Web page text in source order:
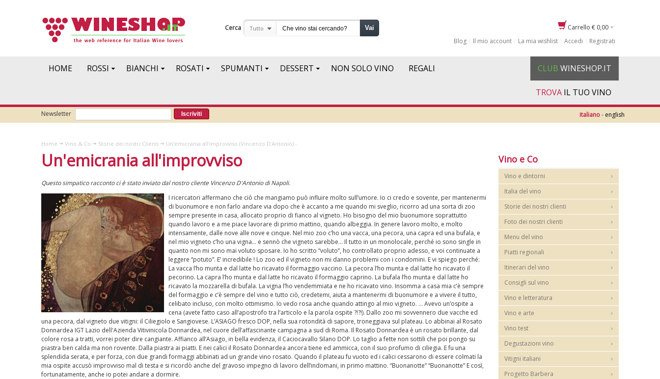
Cerca Tutto Vai Carrello € 0,00
Blog
Il mio account La mia wishlist Accedi Registrati
HOME ROSSI BIANCHI ROSATI SPUMANTI DESSERT NON SOLO VINO REGALI CLUB WINESHOP.IT
TROVA IL TUO VINO
Newsletter Iscriviti - english
italiano
Home Vino & Co Storie dei nostri Clienti Un'emicrania all'improvviso (Vincenzo D'Antonio) -
Un'emicrania all'improvviso
Questo simpatico racconto ci è stato inviato dal nostro cliente Vincenzo D'Antonio di Napoli.
I ricercatori affermano che ciò che mangiamo può influire molto sull’umore. Io ci credo e sovente, per mantenermi
di buonumore e non farlo andare via dopo che è accanto a me quando mi sveglio, ricorro ad una sorta di zoo
sempre presente in casa, allocato proprio di fianco al vigneto. Ho bisogno del mio buonumore soprattutto
quando lavoro e a me piace lavorare di primo mattino, quando albeggia. In genere lavoro molto, e molto
intensamente, dalle nove alle nove e cinque. Nel mio zoo c’ho una vacca, una pecora, una capra ed una bufala, e
nel mio vigneto c’ho una vigna... e sennò che vigneto sarebbe... Il tutto in un monolocale, perché io sono single in
quanto non mi sono mai voluto sposare. Io ho scritto “voluto”, ho controllato proprio adesso, e voi continuate a
leggere “potuto”. E’ incredibile ! Lo zoo ed il vigneto non mi danno problemi con i condomini. E vi spiego perché:
La vacca l’ho munta e dal latte ho ricavato il formaggio vaccino. La pecora l’ho munta e dal latte ho ricavato il
pecorino. La capra l’ho munta e dal latte ho ricavato il formaggio caprino. La bufala l’ho munta e dal latte ho
ricavato la mozzarella di bufala. La vigna l’ho vendemmiata e ne ho ricavato vino. Insomma a casa mia c’è sempre
del formaggio e c’è sempre del vino e tutto ciò, credetemi, aiuta a mantenermi di buonumore e a vivere il tutto,
celibato incluso, con molto ottimismo. Io vedo rosa anche quando attingo al mio vigneto. ... Avevo un’ospite a
cena (avete fatto caso all’apostrofo tra l’articolo e la parola ospite ?!?!). Dallo zoo mi sovvennero due vacche ed
una pecora, dal vigneto due vitigni: il Ciliegiolo e Sangiovese. L’ASIAGO fresco DOP, nella sua rotondità di sapore, troneggiava sul plateau. Lo abbinai al Rosato
Donnardea IGT Lazio dell'Azienda Vitivinicola Donnardea, nel cuore dell’affascinante campagna a sud di Roma. Il Rosato Donnardea è un rosato brillante, dal
colore rosa a tratti, vorrei poter dire cangiante. Affianco all’Asiago, in bella evidenza, il Caciocavallo Silano DOP. Lo taglio a fette non sottili che poi pongo su
piastra ben calda ma non rovente. Dalla piastra ai piatti. E nei calici il Rosato Donnardea ancora tiene ed ammicca, con il suo profumo di ciliegia. E fu una
splendida serata, e per forza, con due grandi formaggi abbinati ad un grande vino rosato. Quando il plateau fu vuoto ed i calici cessarono di essere colmati la
mia ospite accusò improvviso mal di testa e si ricordò anche del gravoso impegno di lavoro dell’indomani, in primo mattino. “Buonanotte” “Buonanotte” E così,
fortunatamente, anche io potei andare a dormire.
Vino e Co
Vino e dintorni
Italia del vino
Storie dei nostri clienti
Foto dei nostri clienti
Menu del vino
Piatti regionali
Itinerari del vino
Consigli sul vino
Vino e letteratura
Vino e arte
Vino test
Degustazioni vino
Vitigni italiani
Progetto Barbera